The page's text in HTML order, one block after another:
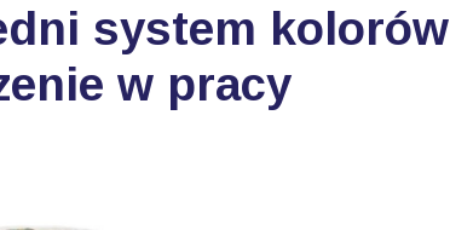
system kolorów
w pracy